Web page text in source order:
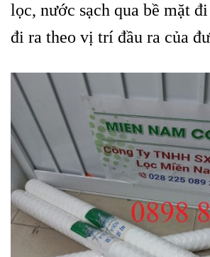
lọc, nước sạch qua bề mặt
đi ra theo vị trí đầu ra của